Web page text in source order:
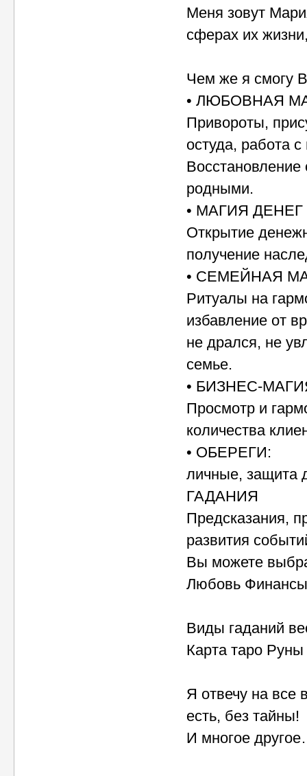
Меня зовут
сферах их
Чем же я смогу
• ЛЮБОВНАЯ
Привороты,
остуда, работа
родными.
• МАГИЯ ДЕНЕГ
Открытие
получение
• СЕМЕЙНАЯ
Ритуалы на
избавление от
не дрался, не
семье.
• БИЗНЕС-
Просмотр и
количества
• ОБЕРЕГИ:
личные, защита
ГАДАНИЯ
Предсказания,
развития
Вы можете
Любовь
Виды гаданий
Карта таро
Я отвечу на все
есть, без тайны!
И многое